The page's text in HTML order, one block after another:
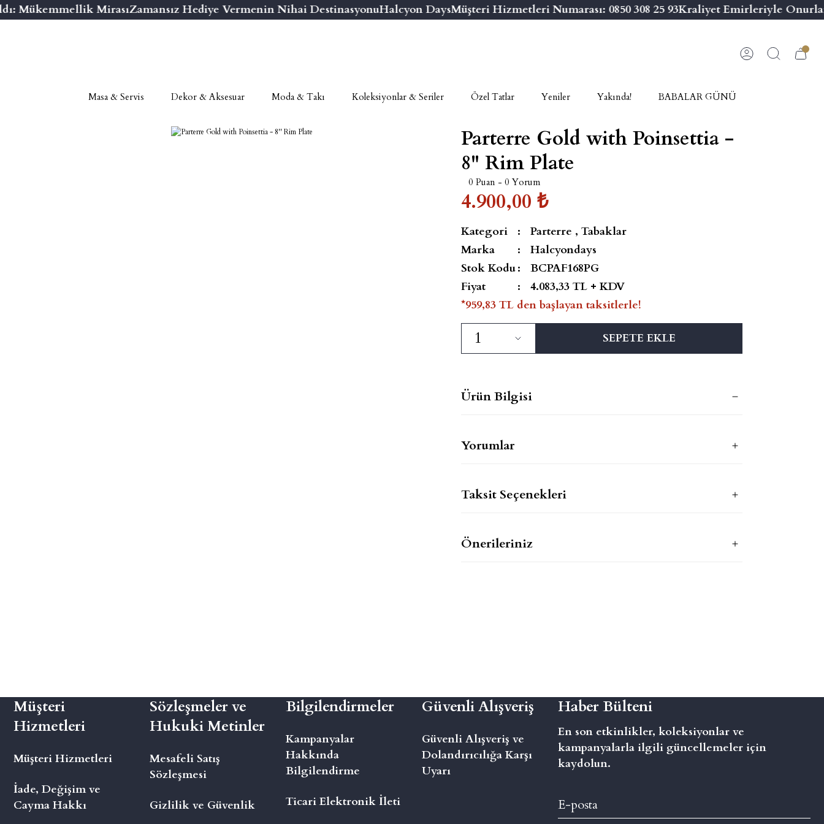
Mükemmellik MirasıZamansız Hediye Vermenin Nihai DestinasyonuHalcyon DaysMüşteri Hizmetleri Numarası: 0850 308 25 93 Kraliyet Emirleriyle
Masa & Servis Dekor & Aksesuar Moda & Takı Koleksiyonlar & Seriler Özel Tatlar Yeniler Yakında! BABALAR GÜNÜ
Parterre Gold with Poinsettia -
8'' Rim Plate
0 Puan - 0 Yorum
4.900,00 ₺
Kategori Parterre , Tabaklar
Marka
Halcyondays
Stok Kodu
BCPAF168PG
Fiyat
4.083,33 TL + KDV
*959,83 TL den başlayan taksitlerle!
SEPETE EKLE
Ürün Bilgisi
Yorumlar
Taksit Seçenekleri
Önerileriniz
Müşteri
Hizmetleri
Müşteri Hizmetleri
İade, Değişim ve
Cayma Hakkı
Sözleşmeler ve
Hukuki Metinler
Mesafeli Satış
Sözleşmesi
Gizlilik ve Güvenlik
Bilgilendirmeler
Kampanyalar
Hakkında
Bilgilendirme
Ticari Elektronik İleti
Güvenli Alışveriş
Güvenli Alışveriş ve
Dolandırıcılığa Karşı
Uyarı
Haber Bülteni
En son etkinlikler, koleksiyonlar ve
kampanyalarla ilgili güncellemeler için
kaydolun.